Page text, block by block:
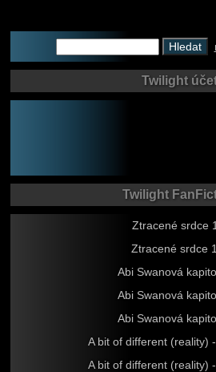
Twilight
Twilight
Ztracené srdce
Ztracené srdce
Abi Swanová
Abi Swanová
Abi Swanová
A bit of different (reality)
A bit of different (reality)